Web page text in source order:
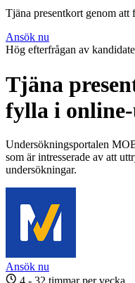
Tjäna presentkort genom
Ansök nu
Hög efterfrågan av
Tjäna
fylla i
Undersökningsportalen
som är intresserade av att
undersökningar.
Ansök nu